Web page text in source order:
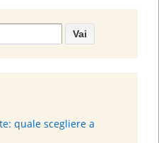
quale scegliere a